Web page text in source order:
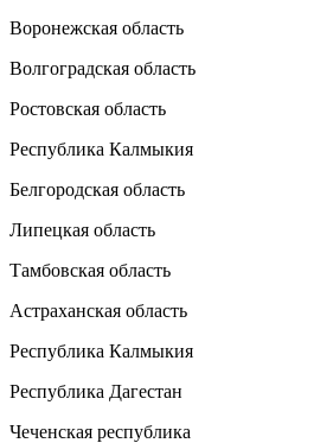
Воронежская область
Волгоградская область
Ростовская область
Республика Калмыкия
Белгородская область
Липецкая область
Тамбовская область
Астраханская область
Республика Калмыкия
Республика Дагестан
Чеченская республика